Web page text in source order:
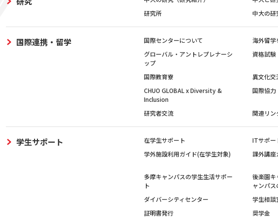
研究所
中大の研
国際連携・留学 国際センターについて 海外留学
グローバル・アントレプレナーシ
ップ
資格試験
国際教育寮 異文化交
CHUO GLOBAL x Diversity &
Inclusion
国際協力
研究者交流 関連リン
学生サポート 在学生サポート ITサポー
学外施設利用ガイド(在学生対象)
課外講座
多摩キャンパスの学生生活サポー
ト
後楽園キ
ャンパス
ダイバーシティセンター 学生相談
証明書発行
奨学金